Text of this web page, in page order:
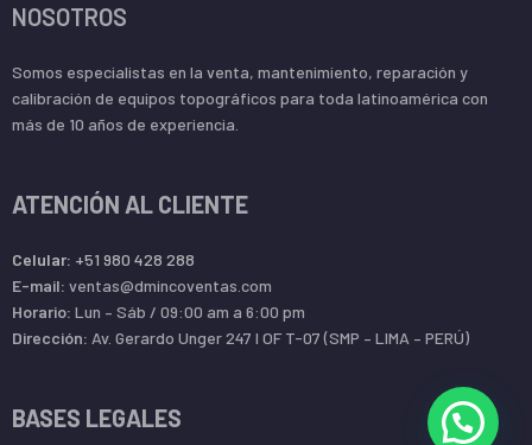
NOSOTROS
Somos especialistas en la venta, mantenimiento, reparación y
calibración de equipos topográficos para toda latinoamérica con
más de 10 años de experiencia.
ATENCIÓN AL CLIENTE
Celular: +51 980 428 288
E-mail: ventas@dmincoventas.com
Horario: Lun – Sáb / 09:00 am a 6:00 pm
Dirección: Av. Gerardo Unger 247 l OF T-07 (SMP – LIMA – PERÚ)
BASES LEGALES